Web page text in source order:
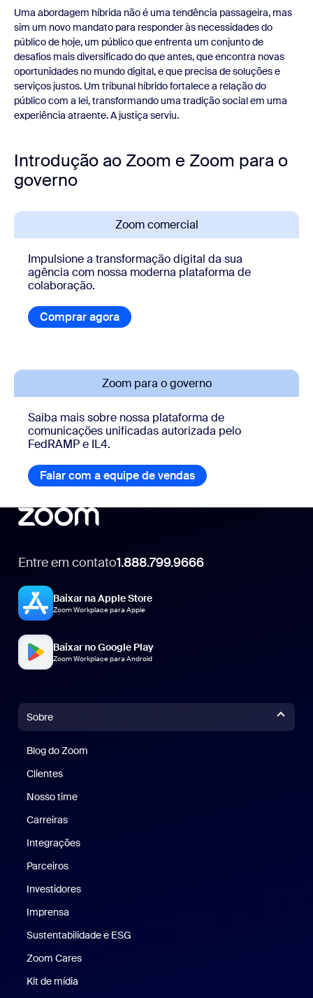
Uma abordagem híbrida não é uma tendência passageira, mas
sim um novo mandato para responder às necessidades do
público de hoje, um público que enfrenta um conjunto de
desafios mais diversificado do que antes, que encontra novas
oportunidades no mundo digital, e que precisa de soluções e
serviços justos. Um tribunal híbrido fortalece a relação do
público com a lei, transformando uma tradição social em uma
experiência atraente. A justiça serviu.
Introdução ao Zoom e Zoom para o
governo
Zoom comercial
Impulsione a transformação digital da sua
agência com nossa moderna plataforma de
colaboração.
Comprar agora
Zoom para o governo
Saiba mais sobre nossa plataforma de
comunicações unificadas autorizada pelo
FedRAMP e IL4.
Falar com a equipe de vendas
Entre em contato1.888.799.9666
Baixar na Apple Store
Zoom Workplace para Apple
Baixar no Google Play
Zoom Workplace para Android
Sobre
Blog do Zoom
Clientes
Nosso time
Carreiras
Integrações
Parceiros
Investidores
Imprensa
Sustentabilidade e ESG
Zoom Cares
Kit de mídia